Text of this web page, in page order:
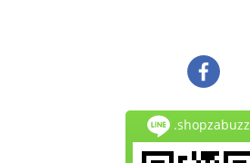
.shopzabuzz